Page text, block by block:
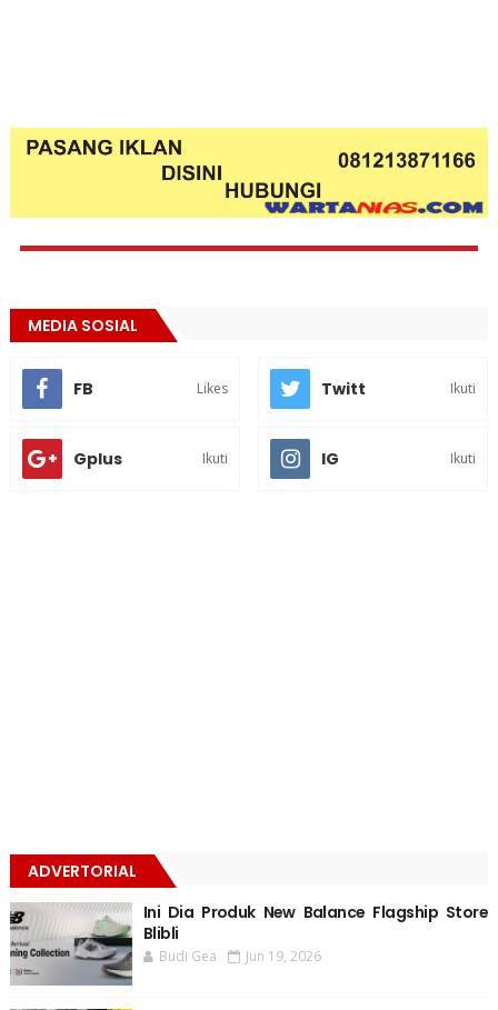
MEDIA SOSIAL
FB Likes Twitt Ikuti
Gplus Ikuti IG Ikuti
ADVERTORIAL
Ini Dia Produk New Balance Flagship Store
Blibli
Budi Gea Jun 19, 2026